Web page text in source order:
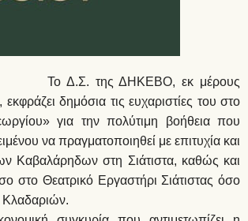
Το Δ.Σ. της ΔΗΚΕΒΟ, εκ μέρους
δημόσια τις ευχαριστίες του στο
για την πολύτιμη βοήθεια που
να πραγματοποιηθεί με επιτυχία και
Καβαλάρηδων στη Σιάτιστα, καθώς και
στο Θεατρικό Εργαστήρι Σιάτιστας όσο
Κλαδαριών.